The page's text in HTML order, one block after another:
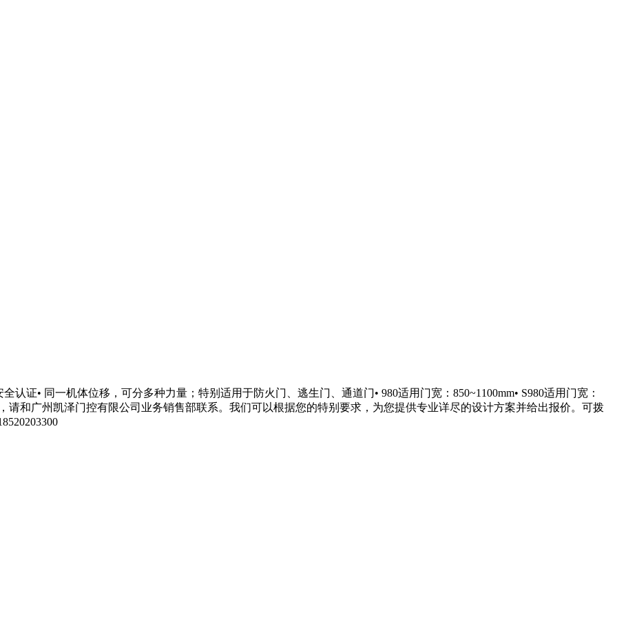
证• 同一机体位移，可分多种力量；特别适用于防火门、逃生门、通道门• 980适用门宽：850~1100mm• S980适用门宽：
请和广州凯泽门控有限公司业务销售部联系。我们可以根据您的特别要求，为您提供专业详尽的设计方案并给出报价。可拨